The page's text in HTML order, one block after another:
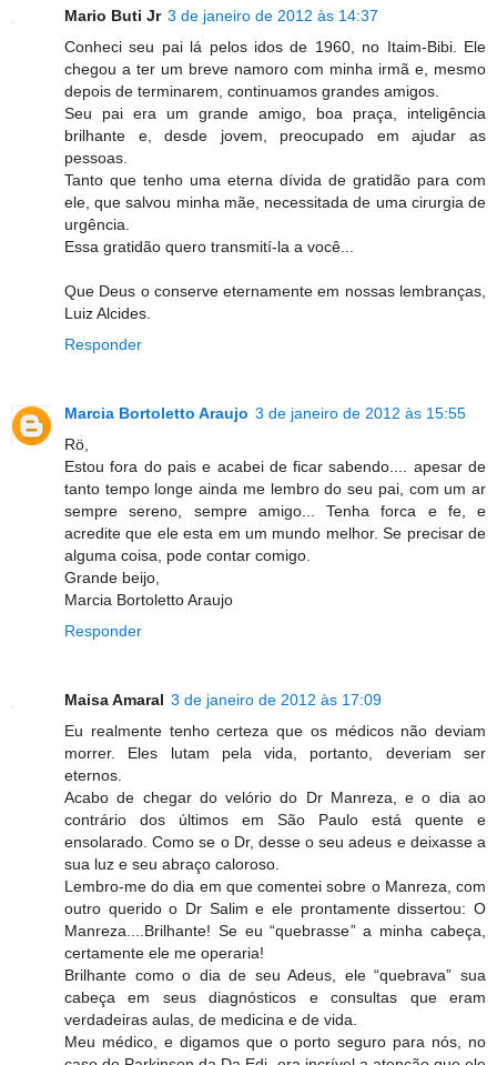
Mario Buti Jr 3 de janeiro de 2012 às 14:37
Conheci seu pai lá pelos idos de 1960, no Itaim-Bibi. Ele
chegou a ter um breve namoro com minha irmã e, mesmo
depois de terminarem, continuamos grandes amigos.
Seu pai era um grande amigo, boa praça, inteligência
brilhante e, desde jovem, preocupado em ajudar as
pessoas.
Tanto que tenho uma eterna dívida de gratidão para com
ele, que salvou minha mãe, necessitada de uma cirurgia de
urgência.
Essa gratidão quero transmití-la a você...
Que Deus o conserve eternamente em nossas lembranças,
Luiz Alcides.
Responder
Marcia Bortoletto Araujo 3 de janeiro de 2012 às 15:55
Rö,
Estou fora do pais e acabei de ficar sabendo.... apesar de
tanto tempo longe ainda me lembro do seu pai, com um ar
sempre sereno, sempre amigo... Tenha forca e fe, e
acredite que ele esta em um mundo melhor. Se precisar de
alguma coisa, pode contar comigo.
Grande beijo,
Marcia Bortoletto Araujo
Responder
Maisa Amaral 3 de janeiro de 2012 às 17:09
Eu realmente tenho certeza que os médicos não deviam
morrer. Eles lutam pela vida, portanto, deveriam ser
eternos.
Acabo de chegar do velório do Dr Manreza, e o dia ao
contrário dos últimos em São Paulo está quente e
ensolarado. Como se o Dr, desse o seu adeus e deixasse a
sua luz e seu abraço caloroso.
Lembro-me do dia em que comentei sobre o Manreza, com
outro querido o Dr Salim e ele prontamente dissertou: O
Manreza....Brilhante! Se eu “quebrasse” a minha cabeça,
certamente ele me operaria!
Brilhante como o dia de seu Adeus, ele “quebrava” sua
cabeça em seus diagnósticos e consultas que eram
verdadeiras aulas, de medicina e de vida.
Meu médico, e digamos que o porto seguro para nós, no